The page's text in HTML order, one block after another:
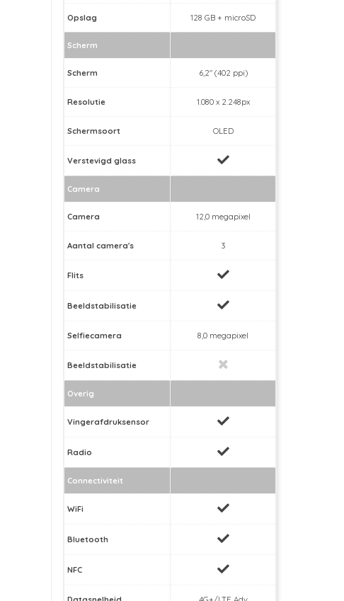
Opslag 128 GB + microSD
Scherm
Scherm 6,2" (402 ppi)
Resolutie 1.080 x 2.248px
Schermsoort OLED
Verstevigd glass
Camera
Camera 12,0 megapixel
Aantal camera's 3
Flits
Beeldstabilisatie
Selfiecamera 8,0 megapixel
Beeldstabilisatie
Overig
Vingerafdruksensor
Radio
Connectiviteit
WiFi
Bluetooth
NFC